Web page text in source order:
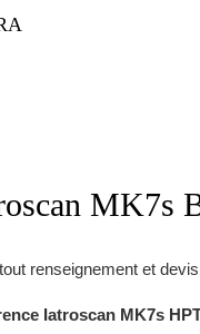
MK7s
renseignement et
Iatroscan MK7s